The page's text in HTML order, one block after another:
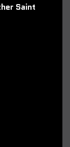
Saint